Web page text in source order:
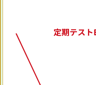
定期テスト